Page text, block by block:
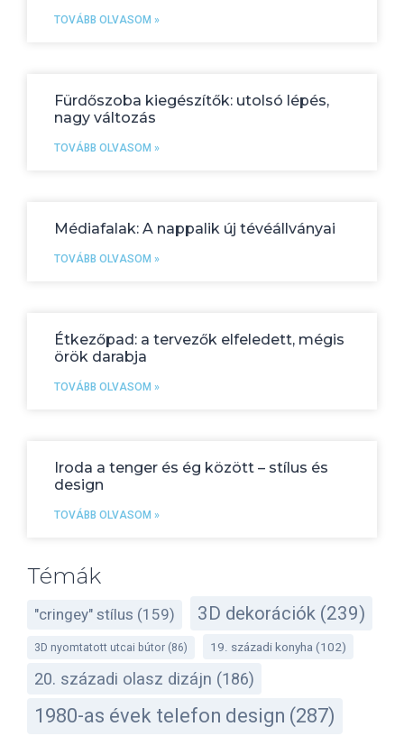
TOVÁBB OLVASOM »
Fürdőszoba kiegészítők: utolsó lépés,
nagy változás
TOVÁBB OLVASOM »
Médiafalak: A nappalik új tévéállványai
TOVÁBB OLVASOM »
Étkezőpad: a tervezők elfeledett, mégis
örök darabja
TOVÁBB OLVASOM »
Iroda a tenger és ég között – stílus és
design
TOVÁBB OLVASOM »
Témák
"cringey" stílus (159) 3D dekorációk (239)
3D nyomtatott utcai bútor (86) 19. századi konyha (102)
20. századi olasz dizájn (186)
1980-as évek telefon design (287)